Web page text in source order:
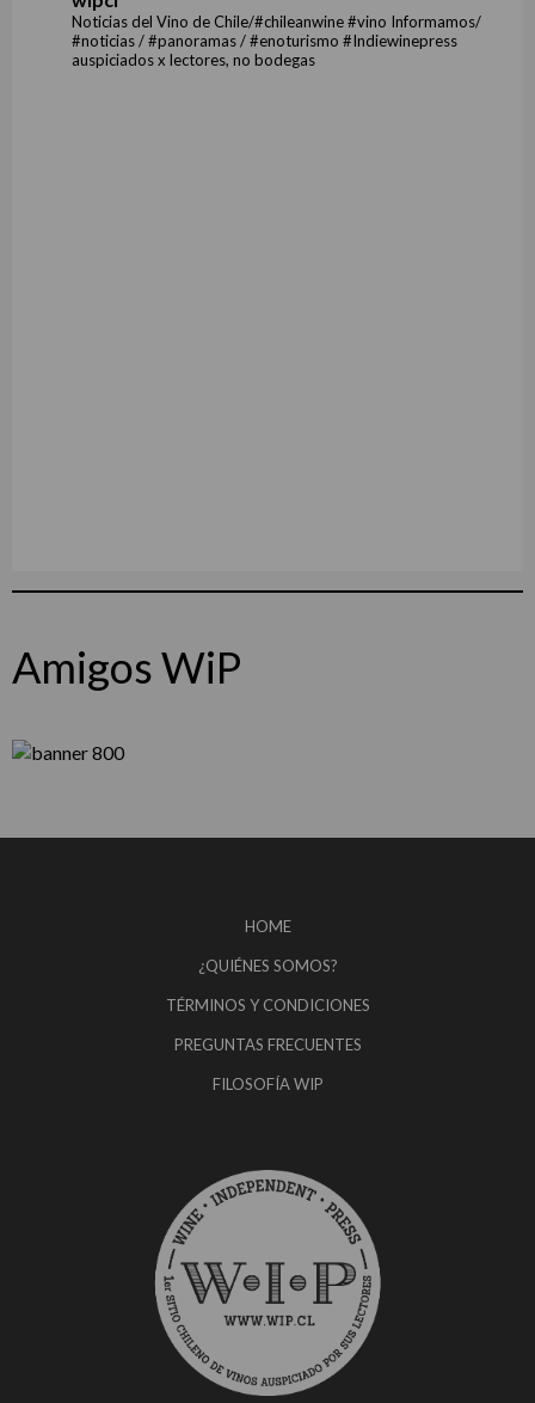
Noticias del Vino de Chile/#chileanwine #vino Informamos/
#noticias / #panoramas / #enoturismo #Indiewinepress
auspiciados x lectores, no bodegas
Amigos WiP
HOME
¿QUIÉNES SOMOS?
TÉRMINOS Y CONDICIONES
PREGUNTAS FRECUENTES
FILOSOFÍA WIP